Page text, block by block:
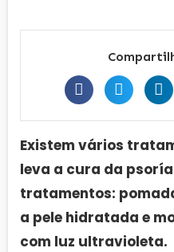
Existem vários
leva a cura da
tratamentos:
a pele hidratada e
com luz ultravioleta.